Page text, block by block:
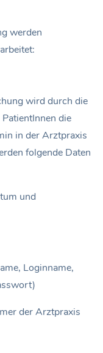
werden
wird durch die
die
in der Arztpraxis
folgende Daten
und
Loginname,
der Arztpraxis